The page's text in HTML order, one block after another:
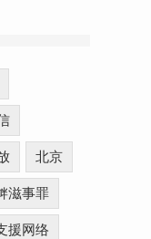
北京
滋事罪
援网络